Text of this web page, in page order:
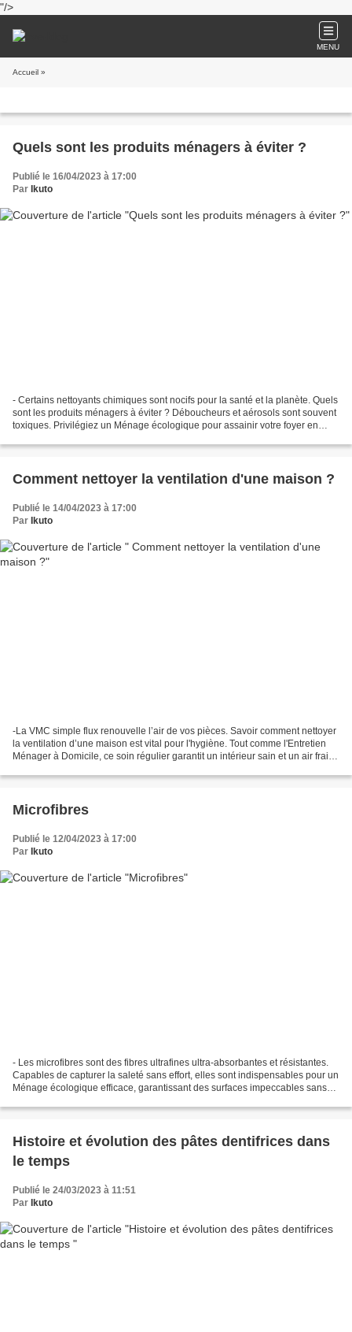
"/>
MENU
Accueil »
Quels sont les produits ménagers à éviter ?
Publié le 16/04/2023 à 17:00
Par Ikuto
- Certains nettoyants chimiques sont nocifs pour la santé et la planète. Quels
sont les produits ménagers à éviter ? Déboucheurs et aérosols sont souvent
toxiques. Privilégiez un Ménage écologique pour assainir votre foyer en
Comment nettoyer la ventilation d'une maison ?
Publié le 14/04/2023 à 17:00
Par Ikuto
-La VMC simple flux renouvelle l’air de vos pièces. Savoir comment nettoyer
la ventilation d’une maison est vital pour l'hygiène. Tout comme l'Entretien
Ménager à Domicile, ce soin régulier garantit un intérieur sain et un air frais
Microfibres
Publié le 12/04/2023 à 17:00
Par Ikuto
- Les microfibres sont des fibres ultrafines ultra-absorbantes et résistantes.
Capables de capturer la saleté sans effort, elles sont indispensables pour un
Ménage écologique efficace, garantissant des surfaces impeccables sans
Histoire et évolution des pâtes dentifrices dans
le temps
Publié le 24/03/2023 à 11:51
Par Ikuto